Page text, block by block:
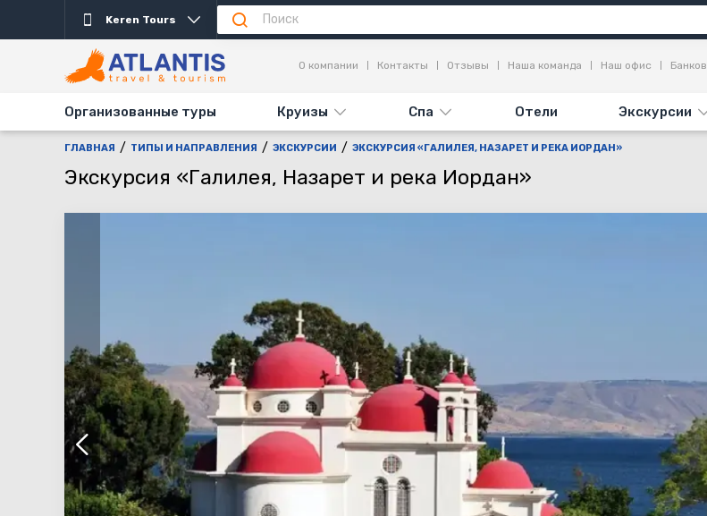
Keren Tours
Организованные туры Круизы Спа Отели Экскурсии
О компании Контакты Отзывы Наша команда Наш офис
ГЛАВНАЯ ТИПЫ И НАПРАВЛЕНИЯ ЭКСКУРСИИ ЭКСКУРСИЯ «ГАЛИЛЕЯ, НАЗАРЕТ И РЕКА ИОРДАН»
Экскурсия «Галилея, Назарет и река Иордан»
Описание Важно Дни выезда Акция Информация Достопримечательности